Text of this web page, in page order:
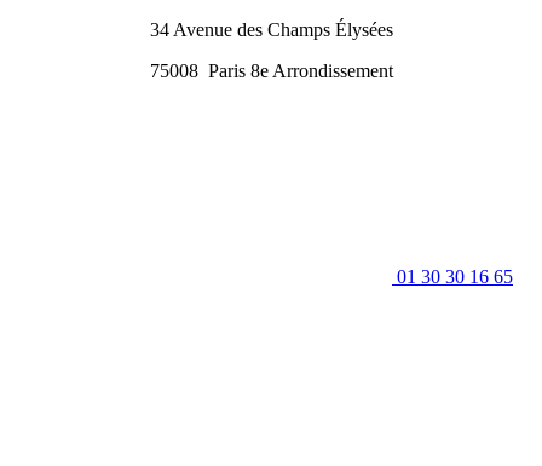
34 Avenue des Champs Élysées
75008 Paris 8e Arrondissement
01 30 30 16 65